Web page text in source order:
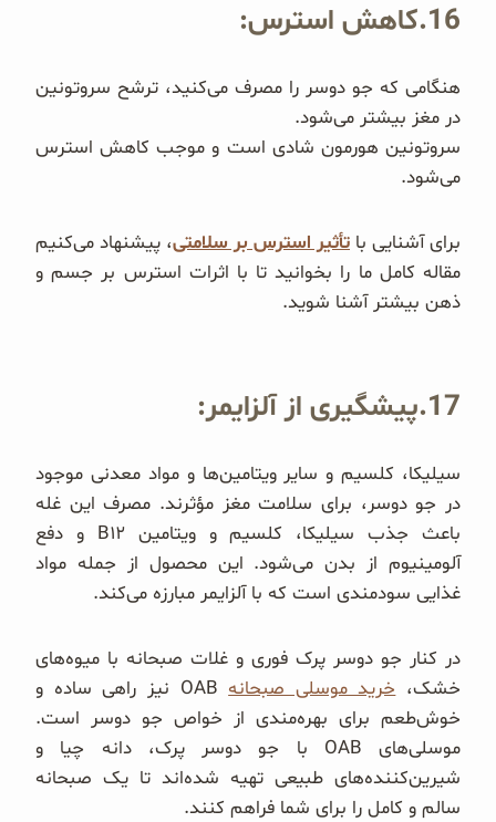
16.کاهش استرس:
هنگامی که جو دوسر را مصرف می‌کنید، ترشح سروتونین
در مغز بیشتر می‌شود.
سروتونین هورمون شادی است و موجب کاهش استرس
می‌شود.
برای آشنایی با تأثیر استرس بر سلامتی، پیشنهاد می‌کنیم
مقاله کامل ما را بخوانید تا با اثرات استرس بر جسم و
ذهن بیشتر آشنا شوید.
17.پیشگیری از آلزایمر:
سیلیکا، کلسیم و سایر ویتامین‌ها و مواد معدنی موجود
در جو دوسر، برای سلامت مغز مؤثرند. مصرف این غله
باعث جذب سیلیکا، کلسیم و ویتامین B۱۲ و دفع
آلومینیوم از بدن می‌شود. این محصول از جمله مواد
غذایی سودمندی است که با آلزایمر مبارزه می‌کند.
در کنار جو دوسر پرک فوری و غلات صبحانه با میوه‌های
خشک،خرید موسلی صبحانه
OAB نیز راهی ساده و
خوش‌طعم برای بهره‌مندی از خواص جو دوسر است.
موسلی‌های OAB با جو دوسر پرک، دانه چیا و
شیرین‌کننده‌های طبیعی تهیه شده‌اند تا یک صبحانه
سالم و کامل را برای شما فراهم کنند.